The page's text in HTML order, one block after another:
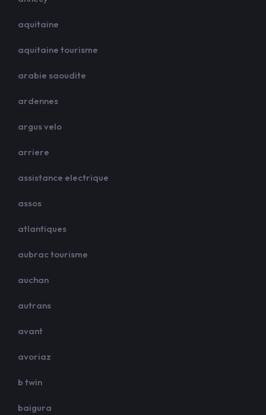
aquitaine
aquitaine tourisme
arabie saoudite
ardennes
argus velo
arriere
assistance electrique
assos
atlantiques
aubrac tourisme
auchan
autrans
avant
avoriaz
b twin
baigura